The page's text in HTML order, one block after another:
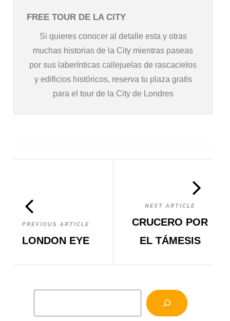
FREE TOUR DE LA CITY
Si quieres conocer al detalle esta y otras
muchas historias de la City mientras paseas
por sus laberínticas callejuelas de rascacielos
y edificios históricos, reserva tu plaza gratis
para el tour de la City de Londres
PREVIOUS ARTICLE
LONDON EYE
NEXT ARTICLE
CRUCERO POR
EL TÁMESIS